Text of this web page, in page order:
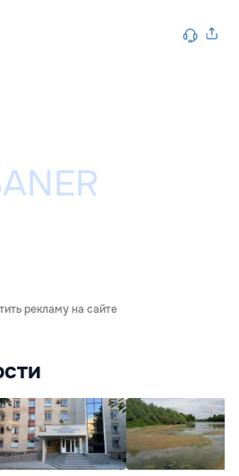
рекламу на сайте